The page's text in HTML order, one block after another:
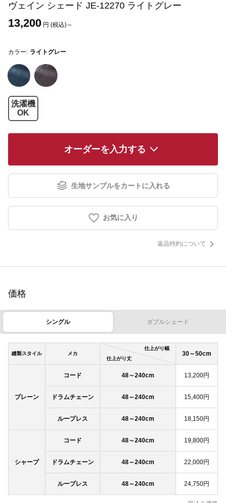
ヴェイン シェード JE-12270 ライトグレー
13,200 円 (税込)～
カラー: ライトグレー
洗濯機
OK
オーダーを入力する
生地サンプルをカートに入れる
お気に入り
返品特約について
価格
シングル ダブルシェード
縫製スタイル メカ
仕上がり幅
仕上がり丈
30～50cm
プレーン
コード 48～240cm 13,200円
ドラムチェーン 48～240cm 15,400円
ループレス 48～240cm 18,150円
シャープ
コード 48～240cm 19,800円
ドラムチェーン 48～240cm 22,000円
ループレス 48～240cm 24,750円